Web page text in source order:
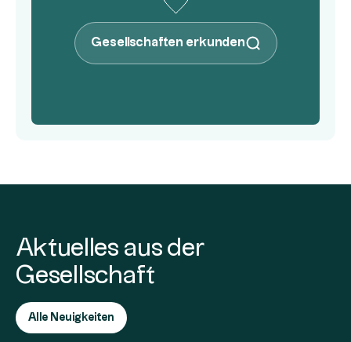
Gesellschaften erkunden
Aktuelles aus der
Gesellschaft
Alle Neuigkeiten